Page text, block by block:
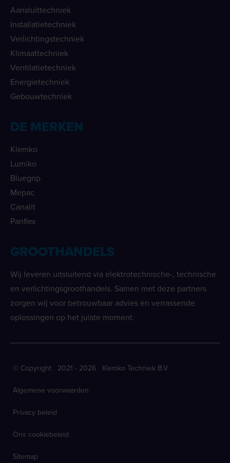
Aansluittechniek
Installatietechniek
Verlichtingstechniek
Klimaattechniek
Ventilatietechniek
Energietechniek
Gebouwtechniek
DE MERKEN
Klemko
Lumiko
Bluegrip
Mepac
Canalit
Panflex
GROOTHANDELS
Wij leveren uitsluitend via elektrotechnische-, technische
en verlichtingsgroothandels. Samen met deze partners
zorgen wij voor betrouwbaar advies en verrassende
oplossingen op het juiste moment.
© Copyright 2021 - 2026 Klemko Techniek B.V.
Algemene voorwaarden
Privacy beleid
Ons cookiebeleid
Sitemap